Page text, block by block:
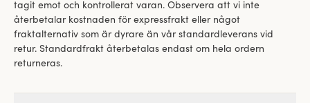
tagit emot och kontrollerat varan. Observera att vi inte
återbetalar kostnaden för expressfrakt eller något
fraktalternativ som är dyrare än vår standardleverans vid
retur. Standardfrakt återbetalas endast om hela ordern
returneras.